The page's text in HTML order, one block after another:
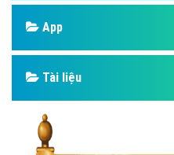
App
Tài liệu